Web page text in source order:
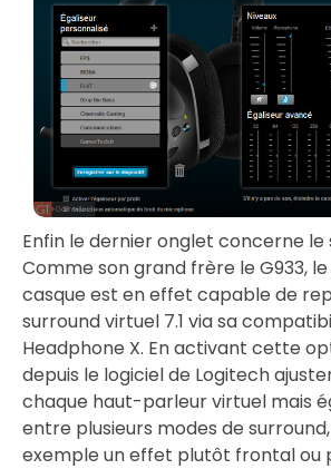
Enfin le dernier onglet concerne le
Comme son grand frère le G933,
casque est en effet capable de
surround virtuel 7.1 via sa
Headphone X. En activant cette
depuis le logiciel de Logitech
chaque haut-parleur virtuel mais
entre plusieurs modes de
exemple un effet plutôt frontal ou